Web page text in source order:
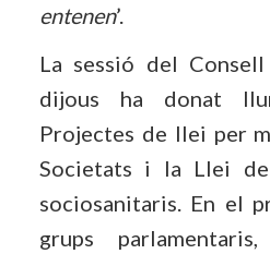
entenen’.
La sessió del Consell
dijous ha donat
Projectes de llei per
Societats i la Llei
sociosanitaris. En el
grups